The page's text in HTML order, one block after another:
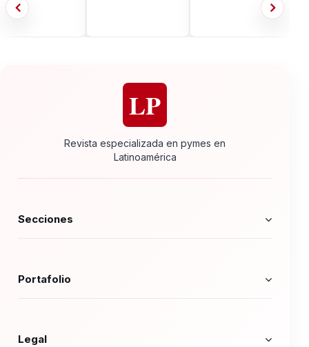
LP
Revista especializada en pymes en
Latinoamérica
Secciones
Portafolio
Legal